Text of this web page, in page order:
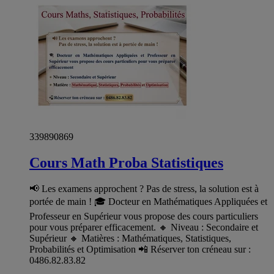
339890869
Cours Math Proba Statistiques
📢 Les examens approchent ? Pas de stress, la solution est à
portée de main ! 🎓 Docteur en Mathématiques Appliquées et
Professeur en Supérieur vous propose des cours particuliers
pour vous préparer efficacement. 🔸 Niveau : Secondaire et
Supérieur 🔸 Matières : Mathématiques, Statistiques,
Probabilités et Optimisation 📲 Réserver ton créneau sur :
0486.82.83.82